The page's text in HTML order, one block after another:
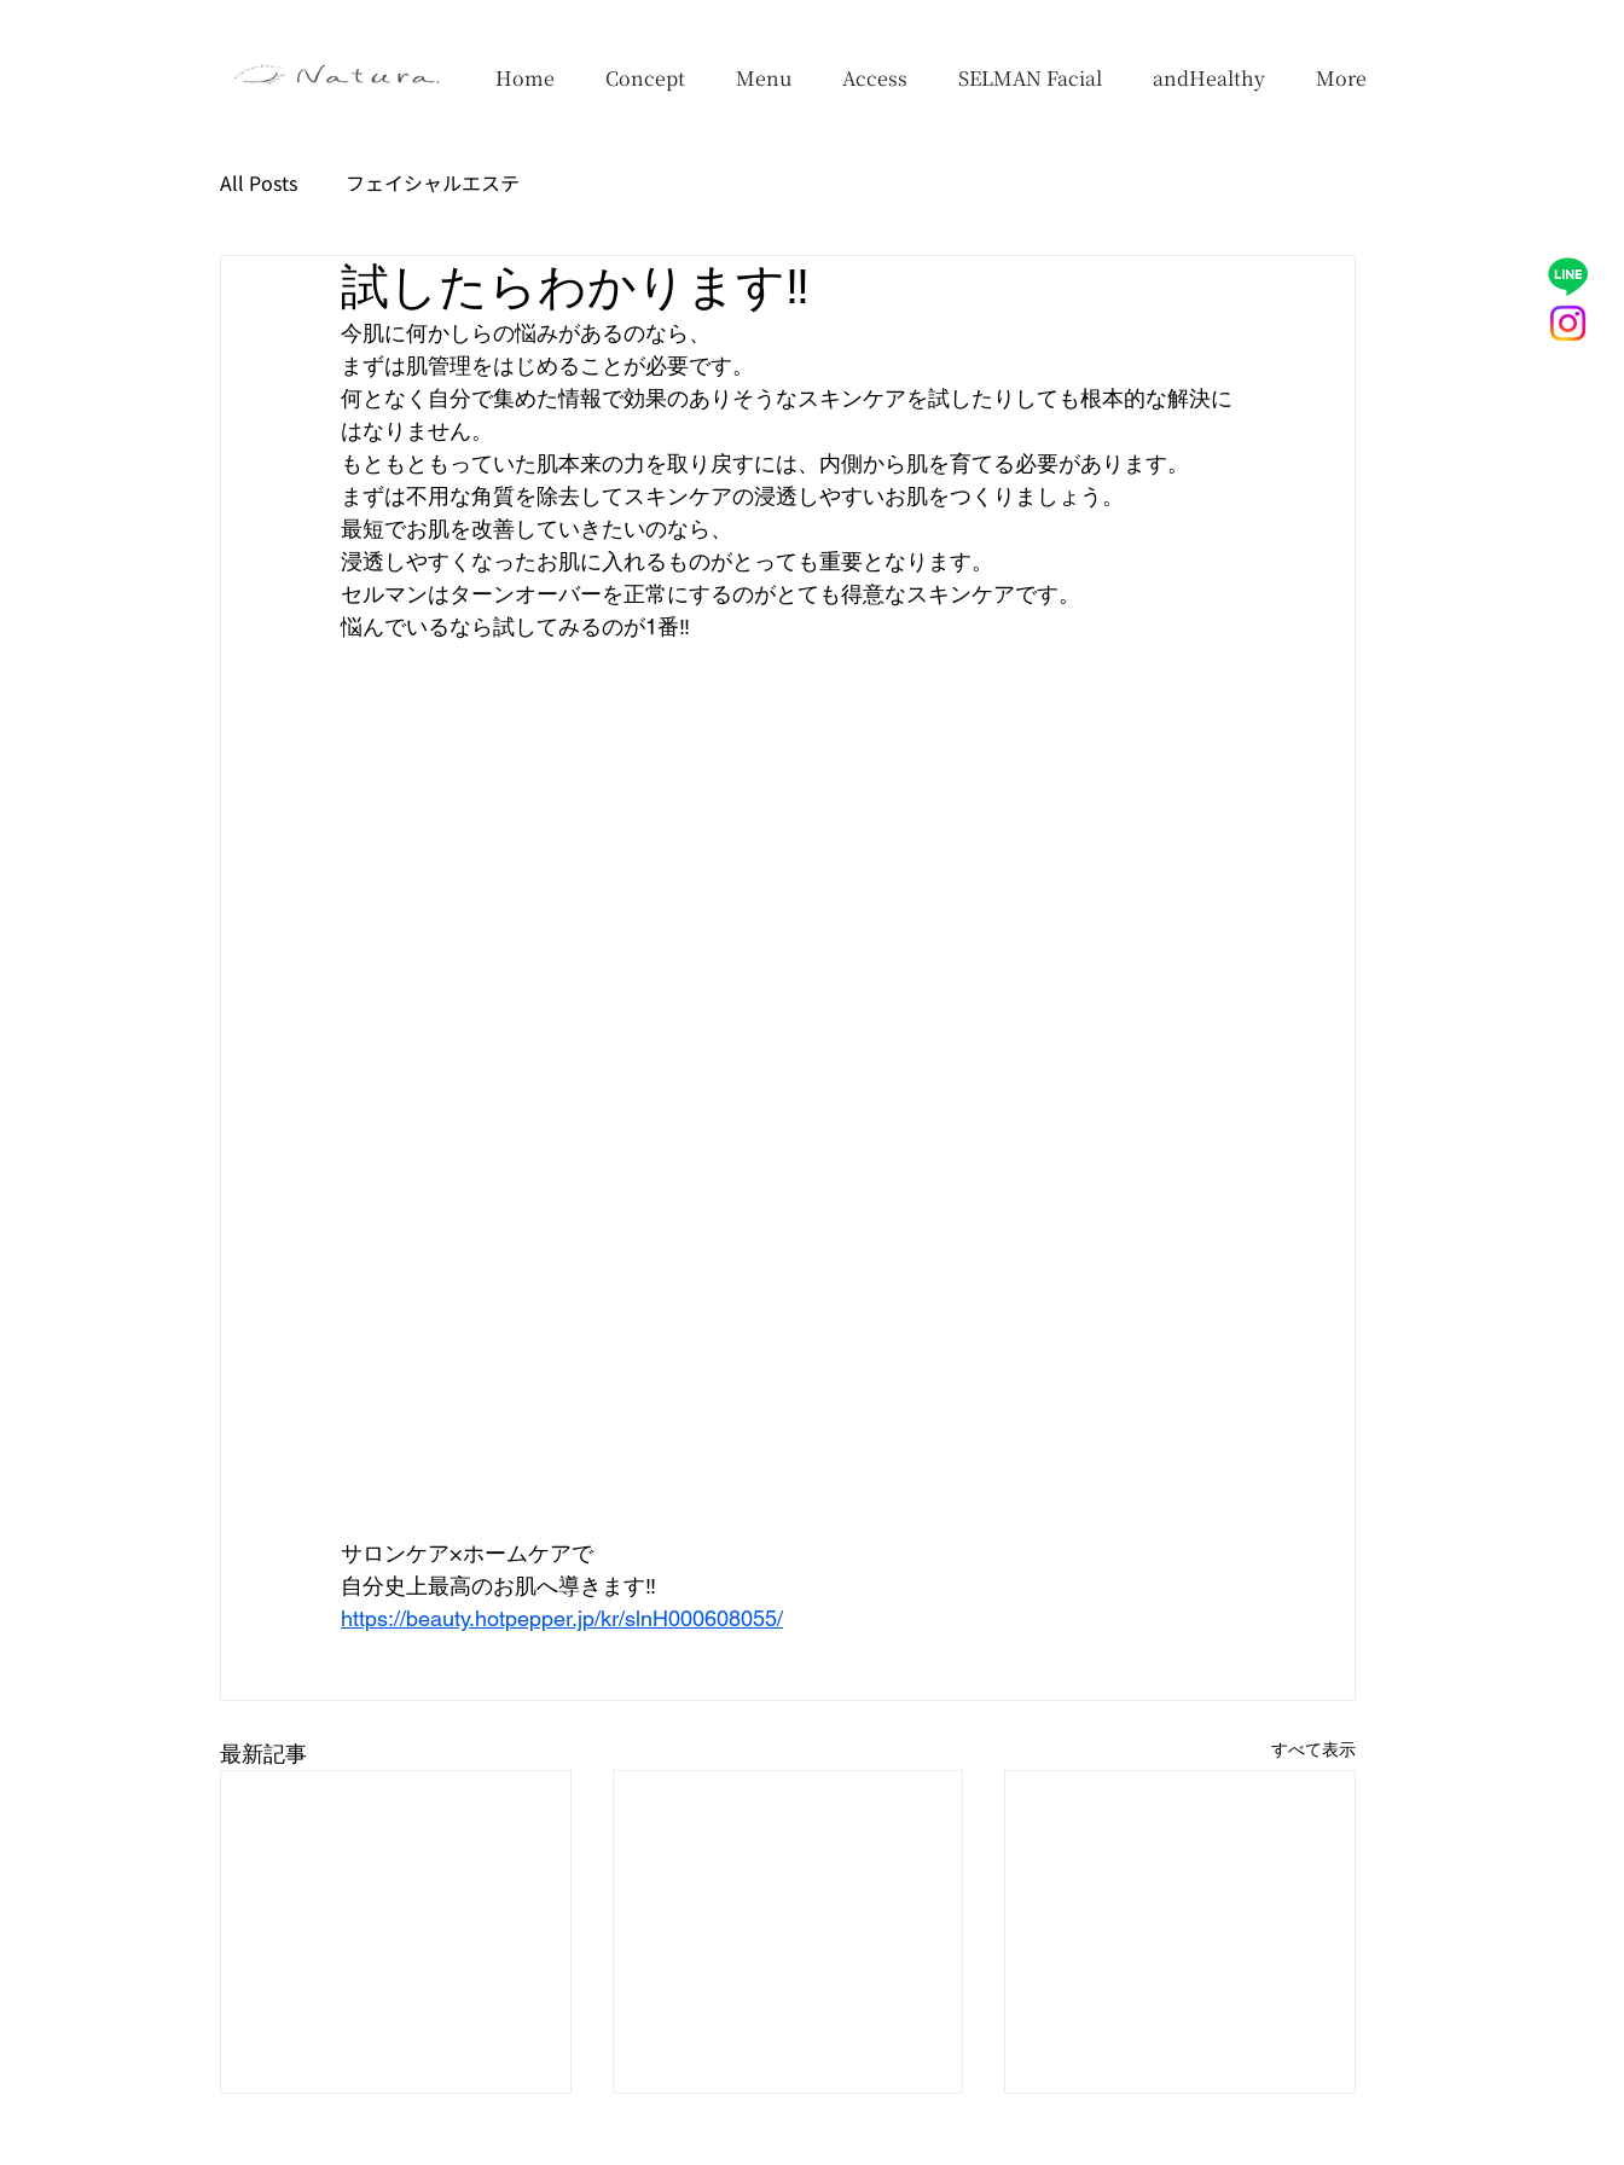
Home Concept Menu Access SELMAN Facial andHealthy More
All Posts フェイシャルエステ
試したらわかります‼︎
今肌に何かしらの悩みがあるのなら、
まずは肌管理をはじめることが必要です。
何となく自分で集めた情報で効果のありそうなスキンケアを試したりしても根本的な解決に
はなりません。
もともともっていた肌本来の力を取り戻すには、内側から肌を育てる必要があります。
まずは不用な角質を除去してスキンケアの浸透しやすいお肌をつくりましょう。
最短でお肌を改善していきたいのなら、
浸透しやすくなったお肌に入れるものがとっても重要となります。
セルマンはターンオーバーを正常にするのがとても得意なスキンケアです。
悩んでいるなら試してみるのが1番‼︎
サロンケア×ホームケアで
自分史上最高のお肌へ導きます‼︎
https://beauty.hotpepper.jp/kr/slnH000608055/
最新記事 すべて表示